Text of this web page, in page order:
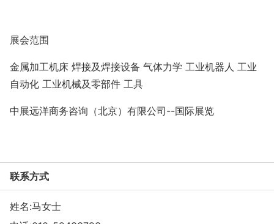
展会范围
金属加工机床 焊接及焊接设备 气体力学 工业机器人 工业
自动化 工业机械及零部件 工具
中展远洋商务咨询（北京）有限公司--国际展览
联系方式
姓名:马女士